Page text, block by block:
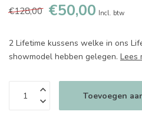
€128,00 €50,00 Incl. btw
2 Lifetime kussens welke in ons
showmodel hebben gelegen. Lees
Toevoegen